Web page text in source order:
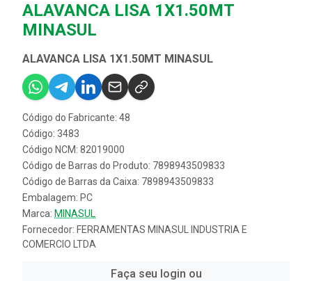
ALAVANCA LISA 1X1.50MT
MINASUL
ALAVANCA LISA 1X1.50MT MINASUL
Código do Fabricante: 48
Código: 3483
Código NCM: 82019000
Código de Barras do Produto: 7898943509833
Código de Barras da Caixa: 7898943509833
Embalagem: PC
Marca: MINASUL
Fornecedor: FERRAMENTAS MINASUL INDUSTRIA E
COMERCIO LTDA
Faça seu login ou